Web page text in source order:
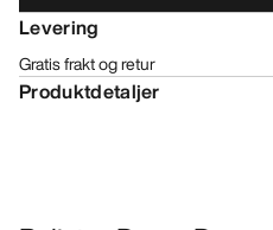
Levering
Gratis frakt og retur
Produktdetaljer